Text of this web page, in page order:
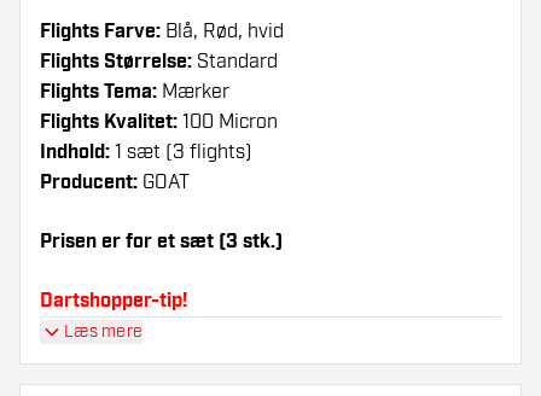
Flights Farve: Blå, Rød, hvid
Flights Størrelse: Standard
Flights Tema: Mærker
Flights Kvalitet: 100 Micron
Indhold: 1 sæt (3 flights)
Producent: GOAT
Prisen er for et sæt (3 stk.)
Dartshopper-tip!
på lager. Disse kan blive beskadiget eller
Læs mere